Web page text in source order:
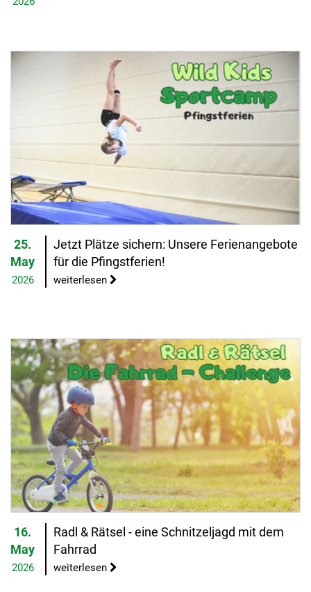
25.
May
2026
Jetzt Plätze sichern: Unsere Ferienangebote
für die Pfingstferien!
weiterlesen
16.
May
2026
Radl & Rätsel - eine Schnitzeljagd mit dem
Fahrrad
weiterlesen